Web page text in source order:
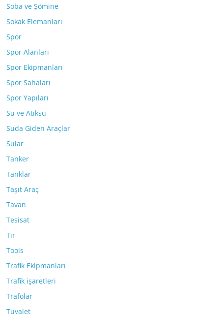
Soba ve Şömine
Sokak Elemanları
Spor
Spor Alanları
Spor Ekipmanları
Spor Sahaları
Spor Yapıları
Su ve Atıksu
Suda Giden Araçlar
Sular
Tanker
Tanklar
Taşıt Araç
Tavan
Tesisat
Tır
Tools
Trafik Ekipmanları
Trafik işaretleri
Trafolar
Tuvalet